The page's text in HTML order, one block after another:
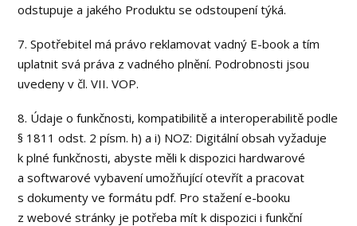
odstupuje a jakého Produktu se odstoupení týká.
7. Spotřebitel má právo reklamovat vadný E-book a tím
uplatnit svá práva z vadného plnění. Podrobnosti jsou
uvedeny v čl. VII. VOP.
8. Údaje o funkčnosti, kompatibilitě a interoperabilitě podle
§ 1811 odst. 2 písm. h) a i) NOZ: Digitální obsah vyžaduje
k plné funkčnosti, abyste měli k dispozici hardwarové
a softwarové vybavení umožňující otevřít a pracovat
s dokumenty ve formátu pdf. Pro stažení e-booku
z webové stránky je potřeba mít k dispozici i funkční